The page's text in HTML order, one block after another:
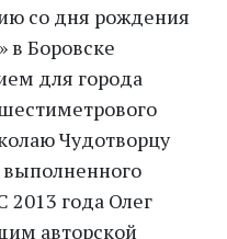
со дня рождения
в Боровске
для города
Чудотворцу
2013 года Олег
авторской